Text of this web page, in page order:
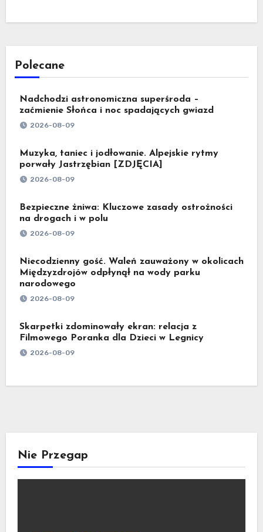
Polecane
Nadchodzi astronomiczna superśroda –
zaćmienie Słońca i noc spadających gwiazd
2026-08-09
Muzyka, taniec i jodłowanie. Alpejskie rytmy
porwały Jastrzębian [ZDJĘCIA]
2026-08-09
Bezpieczne żniwa: Kluczowe zasady ostrożności
na drogach i w polu
2026-08-09
Niecodzienny gość. Waleń zauważony w okolicach
Międzyzdrojów odpłynął na wody parku
narodowego
2026-08-09
Skarpetki zdominowały ekran: relacja z
Filmowego Poranka dla Dzieci w Legnicy
2026-08-09
Nie Przegap